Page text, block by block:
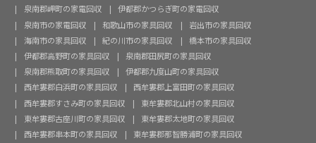
泉南郡岬町の家電回収
伊都郡かつらぎ町の家電回収
泉南市の家電回収
和歌山市の家具回収
岩出市の家具回収
海南市の家具回収
紀の川市の家具回収
橋本市の家具回収
伊都郡高野町の家具回収
泉南郡田尻町の家具回収
泉南郡熊取町の家具回収
伊都郡九度山町の家具回収
西牟婁郡白浜町の家具回収
西牟婁郡上富田町の家具回収
西牟婁郡すさみ町の家具回収
東牟婁郡北山村の家具回収
東牟婁郡古座川町の家具回収
東牟婁郡太地町の家具回収
西牟婁郡串本町の家具回収
東牟婁郡那智勝浦町の家具回収